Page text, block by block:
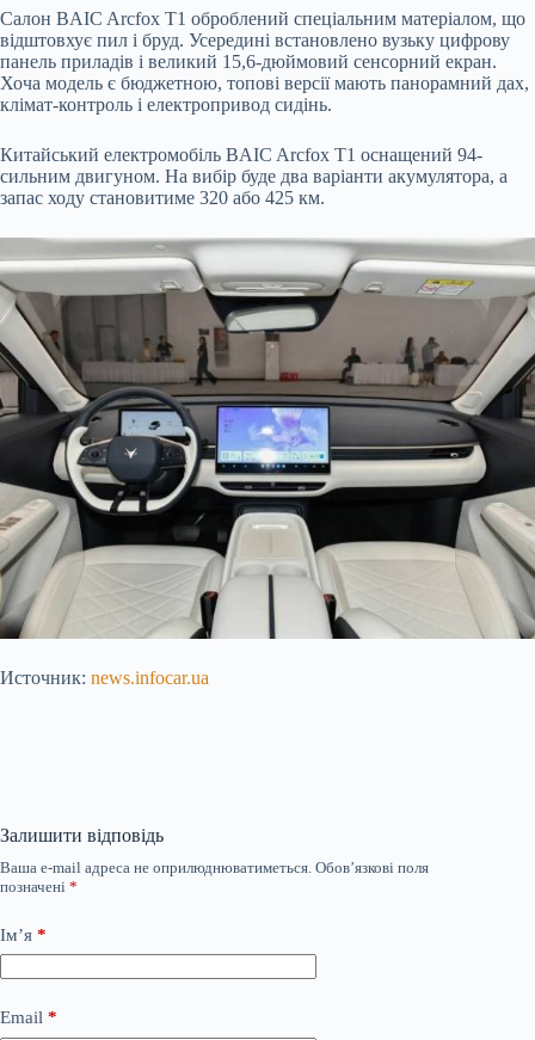
Салон BAIC Arcfox T1 оброблений спеціальним матеріалом, що
відштовхує пил і бруд. Усередині встановлено вузьку цифрову
панель приладів і великий 15,6-дюймовий сенсорний екран.
Хоча модель є бюджетною, топові версії мають панорамний дах,
клімат-контроль і електропривод сидінь.
Китайський електромобіль BAIC Arcfox T1 оснащений 94-
сильним двигуном. На вибір буде два варіанти акумулятора, а
запас ходу становитиме 320 або 425 км.
Источник: news.infocar.ua
Залишити відповідь
Ваша e-mail адреса не оприлюднюватиметься. Обов’язкові поля
позначені *
Ім’я *
Email *